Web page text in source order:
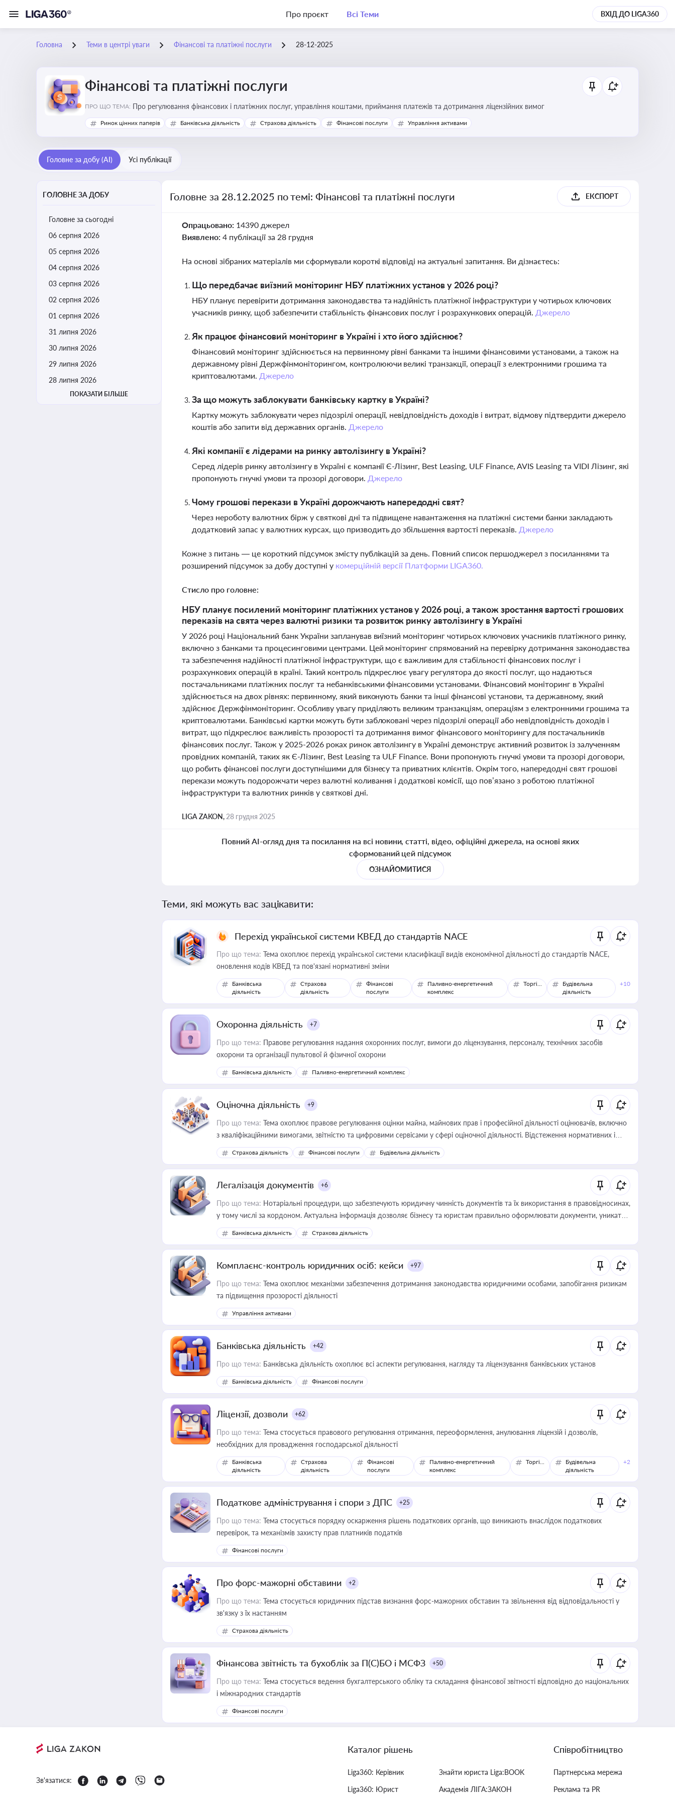
Про проєкт Всі Теми ВХІД ДО LIGA360
Головна Теми в центрі уваги Фінансові та платіжні послуги 28-12-2025
Фінансові та платіжні послуги
ПРО ЩО ТЕМА: Про регулювання фінансових і платіжних послуг, управління коштами, приймання платежів та дотримання ліцензійних вимог
Ринок цінних паперів Банківська діяльність Страхова діяльність Фінансові послуги Управління активами
Головне за добу (AI) Усі публікації
ГОЛОВНЕ ЗА ДОБУ
Головне за сьогодні
06 серпня 2026
05 серпня 2026
04 серпня 2026
03 серпня 2026
02 серпня 2026
01 серпня 2026
31 липня 2026
30 липня 2026
29 липня 2026
28 липня 2026
ПОКАЗАТИ БІЛЬШЕ
Головне за 28.12.2025 по темі: Фінансові та платіжні послуги ЕКСПОРТ
Опрацьовано: 14390 джерел
Виявлено: 4 публікації за 28 грудня
На основі зібраних матеріалів ми сформували короткі відповіді на актуальні запитання. Ви дізнаєтесь:
Що передбачає виїзний моніторинг НБУ платіжних установ у 2026 році?
НБУ планує перевірити дотримання законодавства та надійність платіжної інфраструктури у чотирьох ключових
учасників ринку, щоб забезпечити стабільність фінансових послуг і розрахункових операцій. Джерело
Як працює фінансовий моніторинг в Україні і хто його здійснює?
Фінансовий моніторинг здійснюється на первинному рівні банками та іншими фінансовими установами, а також на
державному рівні Держфінмоніторингом, контролюючи великі транзакції, операції з електронними грошима та
криптовалютами. Джерело
За що можуть заблокувати банківську картку в Україні?
Картку можуть заблокувати через підозрілі операції, невідповідність доходів і витрат, відмову підтвердити джерело
коштів або запити від державних органів. Джерело
Які компанії є лідерами на ринку автолізингу в Україні?
Серед лідерів ринку автолізингу в Україні є компанії Є-Лізинг, Best Leasing, ULF Finance, AVIS Leasing та VIDI Лізинг, які
пропонують гнучкі умови та прозорі договори. Джерело
Чому грошові перекази в Україні дорожчають напередодні свят?
Через нероботу валютних бірж у святкові дні та підвищене навантаження на платіжні системи банки закладають
додатковий запас у валютних курсах, що призводить до збільшення вартості переказів. Джерело
Кожне з питань — це короткий підсумок змісту публікацій за день. Повний список першоджерел з посиланнями та
розширений підсумок за добу доступні у комерційній версії Платформи LIGA360.
Стисло про головне:
НБУ планує посилений моніторинг платіжних установ у 2026 році, а також зростання вартості грошових
переказів на свята через валютні ризики та розвиток ринку автолізингу в Україні
У 2026 році Національний банк України запланував виїзний моніторинг чотирьох ключових учасників платіжного ринку,
включно з банками та процесинговими центрами. Цей моніторинг спрямований на перевірку дотримання законодавства
та забезпечення надійності платіжної інфраструктури, що є важливим для стабільності фінансових послуг і
розрахункових операцій в країні. Такий контроль підкреслює увагу регулятора до якості послуг, що надаються
постачальниками платіжних послуг та небанківськими фінансовими установами. Фінансовий моніторинг в Україні
здійснюється на двох рівнях: первинному, який виконують банки та інші фінансові установи, та державному, який
здійснює Держфінмоніторинг. Особливу увагу приділяють великим транзакціям, операціям з електронними грошима та
криптовалютами. Банківські картки можуть бути заблоковані через підозрілі операції або невідповідність доходів і
витрат, що підкреслює важливість прозорості та дотримання вимог фінансового моніторингу для постачальників
фінансових послуг. Також у 2025-2026 роках ринок автолізингу в Україні демонструє активний розвиток із залученням
провідних компаній, таких як Є-Лізинг, Best Leasing та ULF Finance. Вони пропонують гнучкі умови та прозорі договори,
що робить фінансові послуги доступнішими для бізнесу та приватних клієнтів. Окрім того, напередодні свят грошові
перекази можуть подорожчати через валютні коливання і додаткові комісії, що пов’язано з роботою платіжної
інфраструктури та валютних ринків у святкові дні.
LIGA ZAKON, 28 грудня 2025
Повний AI-огляд дня та посилання на всі новини, статті, відео, офіційні джерела, на основі яких
сформований цей підсумок
ОЗНАЙОМИТИСЯ
Теми, які можуть вас зацікавити:
Перехід української системи КВЕД до стандартів NACE
Про що тема: Тема охоплює перехід української системи класифікації видів економічної діяльності до стандартів NACE,
оновлення кодів КВЕД та пов'язані нормативні зміни
Банківська
діяльність
Страхова
діяльність
Фінансові
послуги
Паливно-енергетичний
комплекс
Торгівля
Будівельна
діяльність
+10
Охоронна діяльність +7
Про що тема: Правове регулювання надання охоронних послуг, вимоги до ліцензування, персоналу, технічних засобів
охорони та організації пультової й фізичної охорони
Банківська діяльність Паливно-енергетичний комплекс
Оціночна діяльність +9
Про що тема: Тема охоплює правове регулювання оцінки майна, майнових прав і професійної діяльності оцінювачів, включно
з кваліфікаційними вимогами, звітністю та цифровими сервісами у сфері оціночної діяльності. Відстеження нормативних і
медійних змін у цій сфері корисне для власника бізнесу, керівника, юриста або бухгалтера під час оподаткування,
приватизації, оренди державного майна, корпоративних угод і перевірки статусу суб'єктів оціночної діяльності
Страхова діяльність Фінансові послуги Будівельна діяльність
Легалізація документів +6
Про що тема: Нотаріальні процедури, що забезпечують юридичну чинність документів та їх використання в правовідносинах,
у тому числі за кордоном. Актуальна інформація дозволяє бізнесу та юристам правильно оформлювати документи, уникати
ризиків недійсності та забезпечувати їх належне прийняття органами влади та контрагентами
Банківська діяльність Страхова діяльність
Комплаєнс-контроль юридичних осіб: кейси +97
Про що тема: Тема охоплює механізми забезпечення дотримання законодавства юридичними особами, запобігання ризикам
та підвищення прозорості діяльності
Управління активами
Банківська діяльність +42
Про що тема: Банківська діяльність охоплює всі аспекти регулювання, нагляду та ліцензування банківських установ
Банківська діяльність Фінансові послуги
Ліцензії, дозволи +62
Про що тема: Тема стосується правового регулювання отримання, переоформлення, анулювання ліцензій і дозволів,
необхідних для провадження господарської діяльності
Банківська
діяльність
Страхова
діяльність
Фінансові
послуги
Паливно-енергетичний
комплекс
Торгівля
Будівельна
діяльність
+2
Податкове адміністрування і спори з ДПС +25
Про що тема: Тема стосується порядку оскарження рішень податкових органів, що виникають внаслідок податкових
перевірок, та механізмів захисту прав платників податків
Фінансові послуги
Про форс-мажорні обставини +2
Про що тема: Тема стосується юридичних підстав визнання форс-мажорних обставин та звільнення від відповідальності у
зв'язку з їх настанням
Страхова діяльність
Фінансова звітність та бухоблік за П(С)БО і МСФЗ +50
Про що тема: Тема стосується ведення бухгалтерського обліку та складання фінансової звітності відповідно до національних
і міжнародних стандартів
Фінансові послуги
Зв'язатися:
Каталог рішень
Liga360: Керівник
Liga360: Юрист
Знайти юриста Liga:BOOK
Академія ЛІГА:ЗАКОН
Співробітництво
Партнерська мережа
Реклама та PR